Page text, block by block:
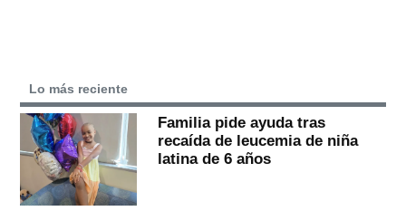
Lo más reciente
Familia pide ayuda tras
recaída de leucemia de niña
latina de 6 años